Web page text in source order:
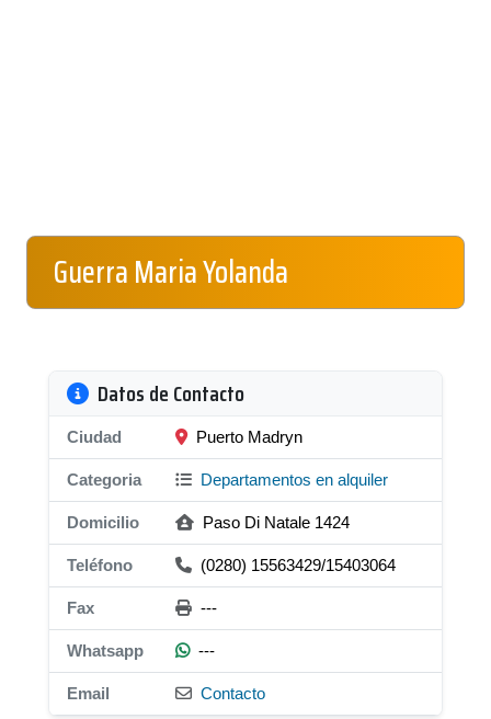
Guerra Maria Yolanda
Datos de Contacto
Ciudad Puerto Madryn
Categoria Departamentos en alquiler
Domicilio Paso Di Natale 1424
Teléfono (0280) 15563429/15403064
Fax ---
Whatsapp ---
Email Contacto